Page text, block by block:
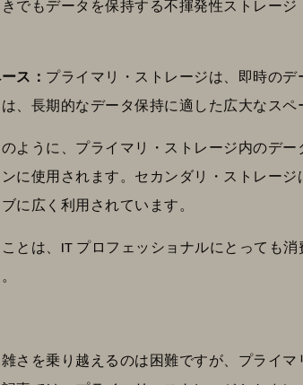
でもデータを保持する不揮発性ストレー
ス： プライマリ・ストレージは、即時の
、長期的なデータ保持に適した広大なスペ
ように、プライマリ・ストレージ内のデ
に使用されます。セカンダリ・ストレー
に広く利用されています。
とは、IT プロフェッショナルにとっても
さを乗り越えるのは困難ですが、プライ